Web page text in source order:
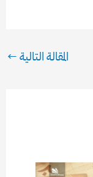
المقالة التالية←